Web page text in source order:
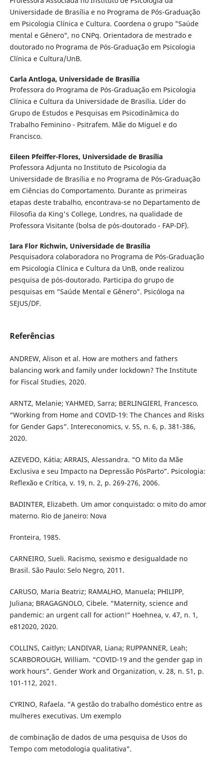
Universidade de Brasília e no Programa de Pós-Graduação
em Psicologia Clínica e Cultura. Coordena o grupo "Saúde
mental e Gênero", no CNPq. Orientadora de mestrado e
doutorado no Programa de Pós-Graduação em Psicologia
Clínica e Cultura/UnB.
Carla Antloga, Universidade de Brasília
Professora do Programa de Pós-Graduação em Psicologia
Clínica e Cultura da Universidade de Brasília. Líder do
Grupo de Estudos e Pesquisas em Psicodinâmica do
Trabalho Feminino - Psitrafem. Mãe do Miguel e do
Francisco.
Eileen Pfeiffer-Flores, Universidade de Brasília
Professora Adjunta no Instituto de Psicologia da
Universidade de Brasília e no Programa de Pós-Graduação
em Ciências do Comportamento. Durante as primeiras
etapas deste trabalho, encontrava-se no Departamento de
Filosofia da King's College, Londres, na qualidade de
Professora Visitante (bolsa de pós-doutorado - FAP-DF).
Iara Flor Richwin, Universidade de Brasília
Pesquisadora colaboradora no Programa de Pós-Graduação
em Psicologia Clínica e Cultura da UnB, onde realizou
pesquisa de pós-doutorado. Participa do grupo de
pesquisas em “Saúde Mental e Gênero”. Psicóloga na
SEJUS/DF.
Referências
ANDREW, Alison et al. How are mothers and fathers
balancing work and family under lockdown? The Institute
for Fiscal Studies, 2020.
ARNTZ, Melanie; YAHMED, Sarra; BERLINGIERI, Francesco.
“Working from Home and COVID-19: The Chances and Risks
for Gender Gaps”. Intereconomics, v. 55, n. 6, p. 381-386,
2020.
AZEVEDO, Kátia; ARRAIS, Alessandra. “O Mito da Mãe
Exclusiva e seu Impacto na Depressão PósParto”. Psicologia:
Reflexão e Crítica, v. 19, n. 2, p. 269-276, 2006.
BADINTER, Elizabeth. Um amor conquistado: o mito do amor
materno. Rio de Janeiro: Nova
Fronteira, 1985.
CARNEIRO, Sueli. Racismo, sexismo e desigualdade no
Brasil. São Paulo: Selo Negro, 2011.
CARUSO, Maria Beatriz; RAMALHO, Manuela; PHILIPP,
Juliana; BRAGAGNOLO, Cibele. “Maternity, science and
pandemic: an urgent call for action!” Hoehnea, v. 47, n. 1,
e812020, 2020.
COLLINS, Caitlyn; LANDIVAR, Liana; RUPPANNER, Leah;
SCARBOROUGH, William. “COVID-19 and the gender gap in
work hours”. Gender Work and Organization, v. 28, n. S1, p.
101-112, 2021.
CYRINO, Rafaela. “A gestão do trabalho doméstico entre as
mulheres executivas. Um exemplo
de combinação de dados de uma pesquisa de Usos do
Tempo com metodologia qualitativa”.